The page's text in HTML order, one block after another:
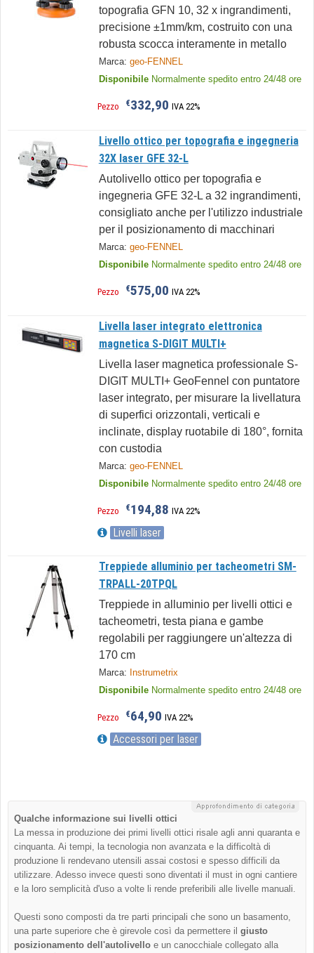
topografia GFN 10, 32 x ingrandimenti,
precisione ±1mm/km, costruito con una
robusta scocca interamente in metallo
Marca: geo-FENNEL
Disponibile Normalmente spedito entro 24/48 ore
Pezzo €332,90 IVA 22%
Livello ottico per topografia e ingegneria
32X laser GFE 32-L
Autolivello ottico per topografia e
ingegneria GFE 32-L a 32 ingrandimenti,
consigliato anche per l'utilizzo industriale
per il posizionamento di macchinari
Marca: geo-FENNEL
Disponibile Normalmente spedito entro 24/48 ore
Pezzo €575,00 IVA 22%
Livella laser integrato elettronica
magnetica S-DIGIT MULTI+
Livella laser magnetica professionale S-
DIGIT MULTI+ GeoFennel con puntatore
laser integrato, per misurare la livellatura
di superfici orizzontali, verticali e
inclinate, display ruotabile di 180°, fornita
con custodia
Marca: geo-FENNEL
Disponibile Normalmente spedito entro 24/48 ore
Pezzo €194,88 IVA 22%
Livelli laser
Treppiede alluminio per tacheometri SM-
TRPALL-20TPQL
Treppiede in alluminio per livelli ottici e
tacheometri, testa piana e gambe
regolabili per raggiungere un'altezza di
170 cm
Marca: Instrumetrix
Disponibile Normalmente spedito entro 24/48 ore
Pezzo €64,90 IVA 22%
Accessori per laser
Qualche informazione sui livelli ottici
La messa in produzione dei primi livelli ottici risale agli anni quaranta e
cinquanta. Ai tempi, la tecnologia non avanzata e la difficoltà di
produzione li rendevano utensili assai costosi e spesso difficili da
utilizzare. Adesso invece questi sono diventati il must in ogni cantiere
e la loro semplicità d'uso a volte li rende preferibili alle livelle manuali.
Questi sono composti da tre parti principali che sono un basamento,
una parte superiore che è girevole così da permettere il giusto
posizionamento dell'autolivello e un canocchiale collegato alla